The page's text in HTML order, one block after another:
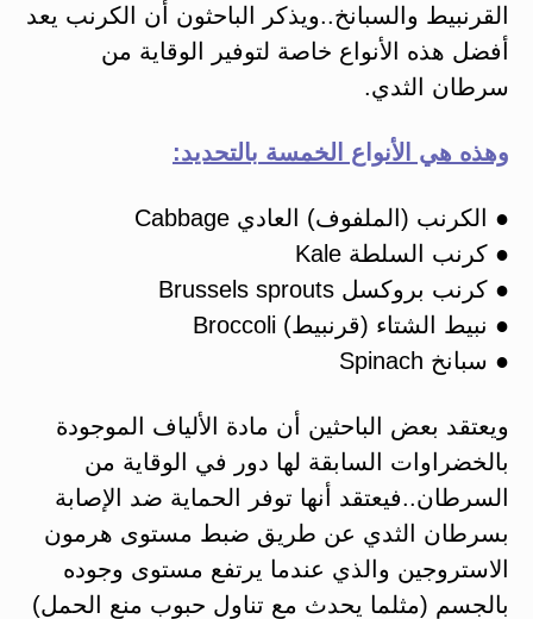
القرنبيط والسبانخ..ويذكر الباحثون أن الكرنب يعد
أفضل هذه الأنواع خاصة لتوفير الوقاية من
سرطان الثدي.
وهذه هي الأنواع الخمسة بالتحديد:
● الكرنب (الملفوف) العادي Cabbage
● كرنب السلطة Kale
● كرنب بروكسل Brussels sprouts
● نبيط الشتاء (قرنبيط) Broccoli
● سبانخ Spinach
ويعتقد بعض الباحثين أن مادة الألياف الموجودة
بالخضراوات السابقة لها دور في الوقاية من
السرطان..فيعتقد أنها توفر الحماية ضد الإصابة
بسرطان الثدي عن طريق ضبط مستوى هرمون
الاستروجين والذي عندما يرتفع مستوى وجوده
بالجسم (مثلما يحدث مع تناول حبوب منع الحمل)